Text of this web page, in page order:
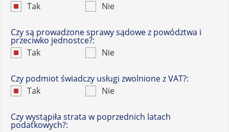
Tak
Nie
Czy są prowadzone sprawy sądowe z powództwa i
przeciwko jednostce?:
Tak
Nie
Czy podmiot świadczy usługi zwolnione z VAT?:
Tak
Nie
Czy wystąpiła strata w poprzednich latach
podatkowych?: